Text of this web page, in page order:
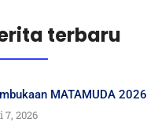
terbaru
MATAMUDA 2026
7, 2026